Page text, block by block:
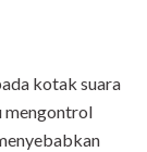
kotak suara
mengontrol